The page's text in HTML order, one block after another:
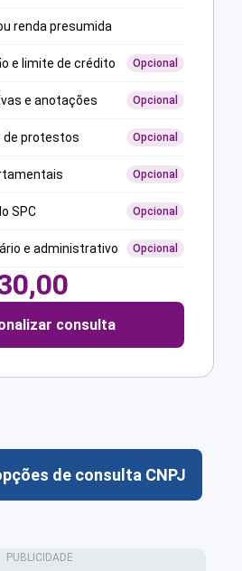
renda presumida
e limite de crédito Opcional
e anotações Opcional
de protestos Opcional
Opcional
SPC Opcional
e administrativo Opcional
consulta
de consulta CNPJ